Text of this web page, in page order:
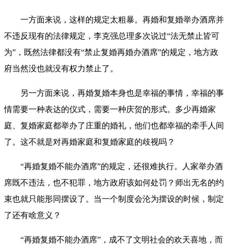
一方面来说，这样的规定太粗暴。再婚和复婚举办酒席并
不违反现有的法律规定，李克强总理多次说过“法无禁止皆可
为”，既然法律都没有“禁止复婚再婚办酒席”的规定，地方政
府当然没也就没有权力禁止了。
另一方面来说，再婚复婚本身也是幸福的事情，幸福的事
情需要一种表达的仪式，需要一种庆贺的形式。多少再婚家
庭、复婚家庭都举办了庄重的婚礼，他们也都幸福的牵手人间
了。这不就是对再婚家庭和复婚家庭的歧视吗？
“再婚复婚不能办酒席”的规定，还很难执行。人家举办酒
席既不违法，也不犯罪，地方政府该如何处罚？师出无名的约
束也就只能形同摆设了。当一个制度会沦为摆设的时候，制定
了还有啥意义？
“再婚复婚不能办酒席”，成不了文明社会的欢天喜地，而